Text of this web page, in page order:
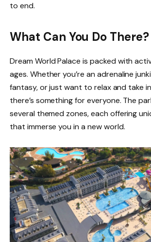
to end.
What Can You Do There?
Dream World Palace is packed with
ages. Whether you’re an adrenaline
fantasy, or just want to relax and take
there’s something for everyone. The
several themed zones, each offering
that immerse you in a new world.